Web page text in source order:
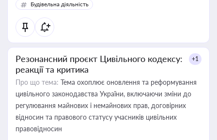
Будівельна діяльність
Резонансний проєкт Цивільного кодексу:
реакції та критика
+1
Про що тема: Тема охоплює оновлення та реформування
цивільного законодавства України, включаючи зміни до
регулювання майнових і немайнових прав, договірних
відносин та правового статусу учасників цивільних
правовідносин